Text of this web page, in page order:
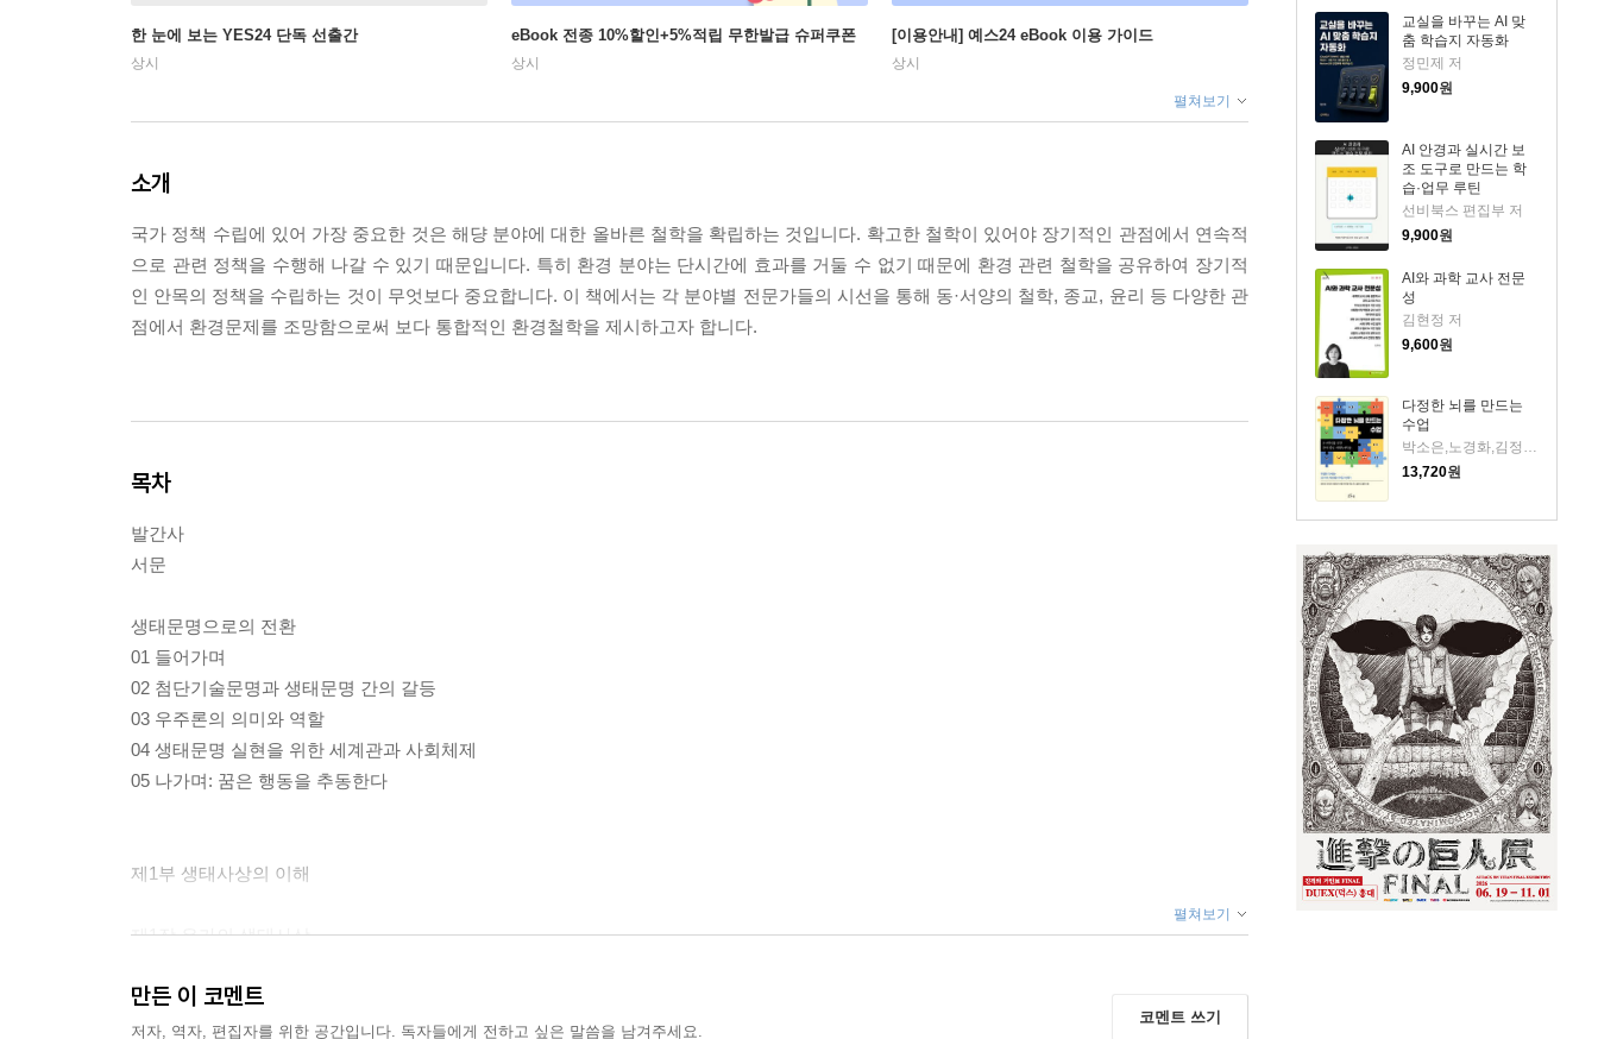
교실을 바꾸는 AI 맞
춤 학습지 자동화
정민제 저
9,900원
AI 안경과 실시간 보
조 도구로 만드는 학
습·업무 루틴
선비북스 편집부 저
9,900원
AI와 과학 교사 전문
성
김현정 저
9,600원
다정한 뇌를 만드는
수업
박소은,노경화,김정하,정미숙,전지훈,이종필,박지현,박지영 저
13,720원
한 눈에 보는 YES24 단독 선출간
상시
eBook 전종 10%할인+5%적립 무한발급 슈퍼쿠폰
상시
[이용안내] 예스24 eBook 이용 가이드
상시
펼쳐보기
소개
국가 정책 수립에 있어 가장 중요한 것은 해댱 분야에 대한 올바른 철학을 확립하는 것입니다. 확고한 철학이 있어야 장기적인 관점에서 연속적
으로 관련 정책을 수행해 나갈 수 있기 때문입니다. 특히 환경 분야는 단시간에 효과를 거둘 수 없기 때문에 환경 관련 철학을 공유하여 장기적
인 안목의 정책을 수립하는 것이 무엇보다 중요합니다. 이 책에서는 각 분야별 전문가들의 시선을 통해 동·서양의 철학, 종교, 윤리 등 다양한 관
점에서 환경문제를 조망함으로써 보다 통합적인 환경철학을 제시하고자 합니다.
목차
발간사
서문
생태문명으로의 전환
01 들어가며
02 첨단기술문명과 생태문명 간의 갈등
03 우주론의 의미와 역할
04 생태문명 실현을 위한 세계관과 사회체제
05 나가며: 꿈은 행동을 추동한다
제1부 생태사상의 이해
제1장 유가의 생태사상
02 동중서의 천인감응설
03 장횡거의 기의 생동적 생태설
펼쳐보기
만든 이 코멘트
저자, 역자, 편집자를 위한 공간입니다. 독자들에게 전하고 싶은 말씀을 남겨주세요.
코멘트 쓰기